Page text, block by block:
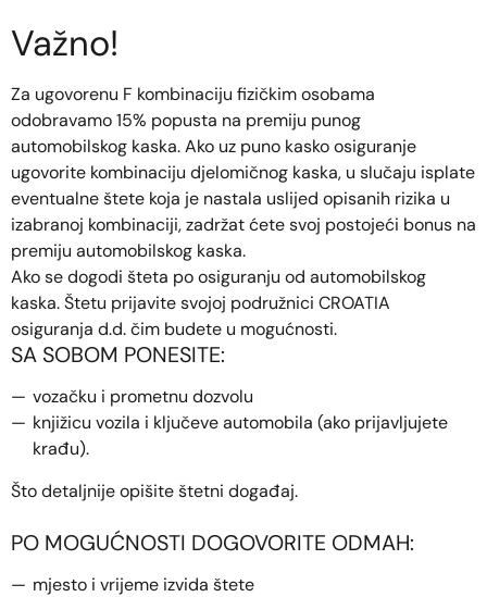
Važno!
Za ugovorenu F kombinaciju fizičkim osobama
odobravamo 15% popusta na premiju punog
automobilskog kaska. Ako uz puno kasko osiguranje
ugovorite kombinaciju djelomičnog kaska, u slučaju isplate
eventualne štete koja je nastala uslijed opisanih rizika u
izabranoj kombinaciji, zadržat ćete svoj postojeći bonus na
premiju automobilskog kaska.
Ako se dogodi šteta po osiguranju od automobilskog
kaska. Štetu prijavite svojoj podružnici CROATIA
osiguranja d.d. čim budete u mogućnosti.
SA SOBOM PONESITE:
vozačku i prometnu dozvolu
knjižicu vozila i ključeve automobila (ako prijavljujete
krađu).
Što detaljnije opišite štetni događaj.
PO MOGUĆNOSTI DOGOVORITE ODMAH:
mjesto i vrijeme izvida štete